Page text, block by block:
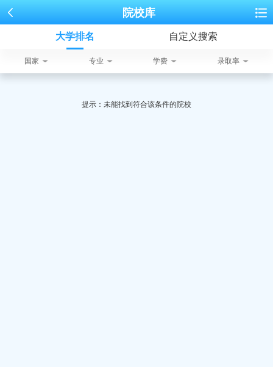
院校库
大学排名 自定义搜索
国家 专业 学费 录取率
提示：未能找到符合该条件的院校